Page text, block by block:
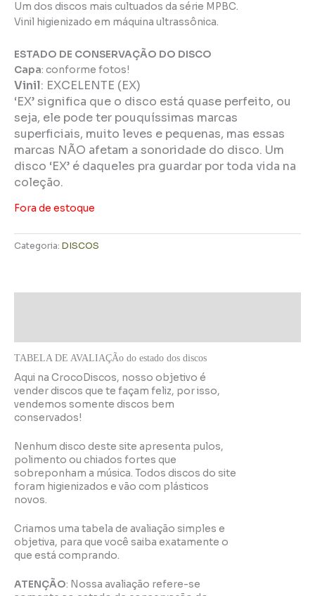
Um dos discos mais cultuados da série MPBC.
Vinil higienizado em máquina ultrassônica.
ESTADO DE CONSERVAÇÃO DO DISCO
Capa: conforme fotos!
Vinil: EXCELENTE (EX)
‘EX’ significa que o disco está quase perfeito, ou
seja, ele pode ter pouquíssimas marcas
superficiais, muito leves e pequenas, mas essas
marcas NÃO afetam a sonoridade do disco. Um
disco ‘EX’ é daqueles pra guardar por toda vida na
coleção.
Fora de estoque
Categoria: DISCOS
TABELA DE AVALIAÇÃo do estado dos discos
Aqui na CrocoDiscos, nosso objetivo é
vender discos que te façam feliz, por isso,
vendemos somente discos bem
conservados!
Nenhum disco deste site apresenta pulos,
polimento ou chiados fortes que
sobreponham a música. Todos discos do site
foram higienizados e vão com plásticos
novos.
Criamos uma tabela de avaliação simples e
objetiva, para que você saiba exatamente o
que está comprando.
ATENÇÃO: Nossa avaliação refere-se